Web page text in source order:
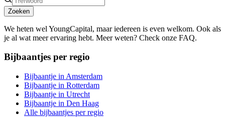
Zoeken
We heten wel YoungCapital, maar iedereen is even welkom. Ook als
je al wat meer ervaring hebt. Meer weten? Check onze FAQ.
Bijbaantjes per regio
Bijbaantje in Amsterdam
Bijbaantje in Rotterdam
Bijbaantje in Utrecht
Bijbaantje in Den Haag
Alle bijbaantjes per regio